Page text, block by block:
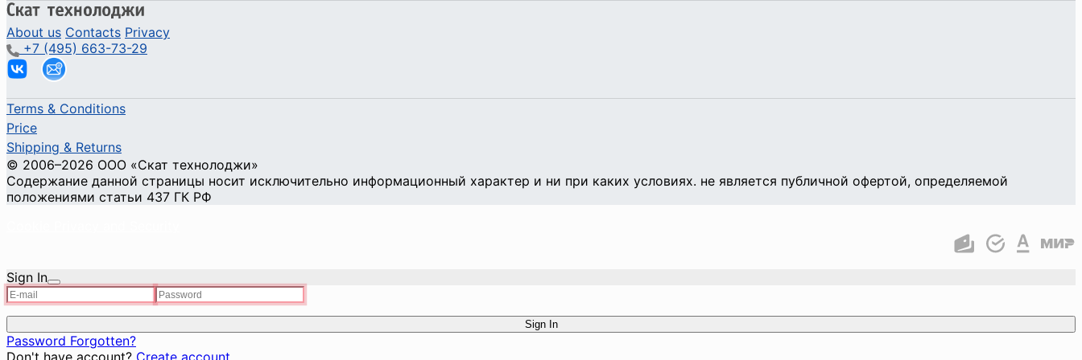
About us Contacts Privacy
+7 (495) 663-73-29
Terms & Conditions
Price
Shipping & Returns
© 2006–2026 ООО «Скат технолоджи»
Содержание данной страницы носит исключительно информационный характер и ни при каких условиях. не является публичной офертой, определяемой
положениями статьи 437 ГК РФ
Sign In
Sign In
Password Forgotten?
Don't have account? Create account